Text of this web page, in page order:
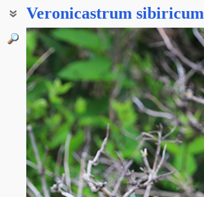
Veronicastrum sibiricum
Вероника сибирская